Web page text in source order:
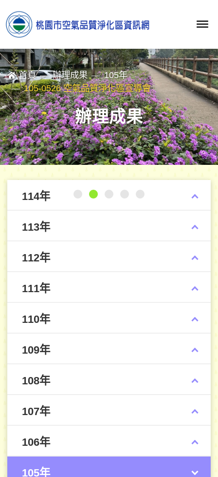
首頁 辦理成果
105年
105-0526 空氣品質淨化區宣導會
辦理成果
114年
113年
112年
111年
110年
109年
108年
107年
106年
105年